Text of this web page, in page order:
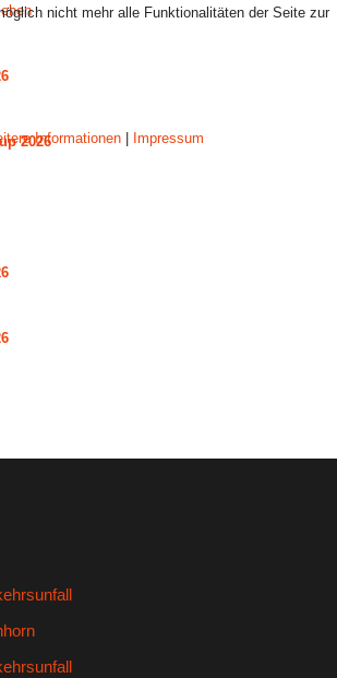
2026
nicht mehr alle Funktionalitäten der Seite zur
Informationen| Impressum